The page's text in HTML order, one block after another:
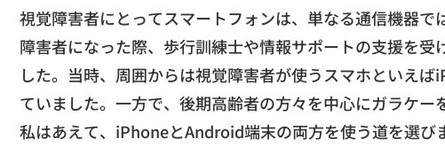
​視覚障害者にとってスマートフォンは、 単なる通信機器で
障害者になった際、 歩行訓練士や情報サポートの支援を受
した。当時、 周囲からは視覚障害者が使うスマホといえば
ていました。 一方で、 後期高齢者の方々を中心にガラケー
​私はあえて、 iPhoneとAndroid端末の両方を使う道を選び